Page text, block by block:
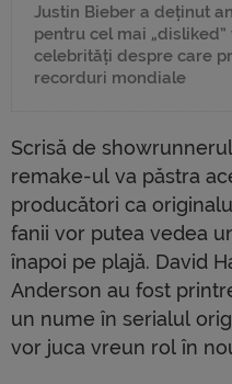
Justin Bieber a deținut
pentru cel mai
celebrități despre care
recorduri mondiale
Scrisă de
remake-ul va păstra
producători ca
fanii vor putea vedea
înapoi pe plajă. David
Anderson au fost
un nume în serialul
vor juca vreun rol în